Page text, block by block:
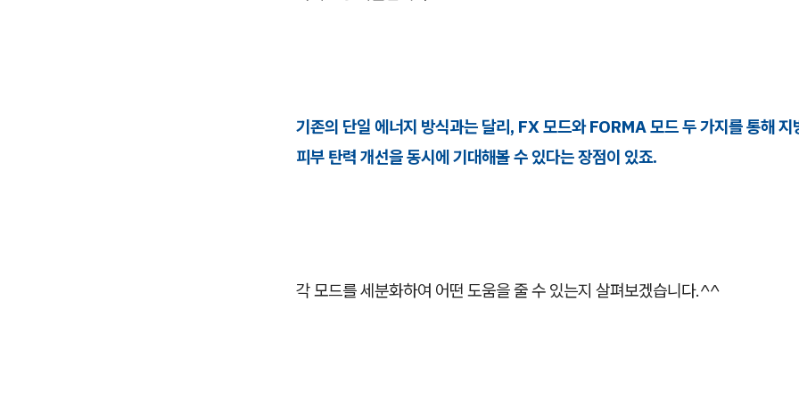
기존의 단일 에너지 방식과는 달리, FX 모드와 FORMA 모드 두 가지를 통해 지
피부 탄력 개선을 동시에 기대해볼 수 있다는 장점이 있죠.
각 모드를 세분화하여 어떤 도움을 줄 수 있는지 살펴보겠습니다.^^